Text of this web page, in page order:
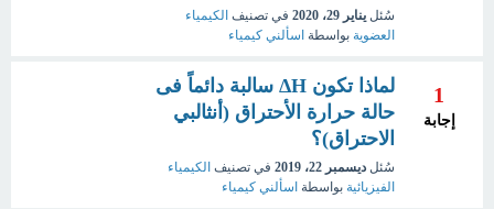
سُئل يناير 29، 2020 في تصنيف الكيمياء
العضوية بواسطة اسألني كيمياء
1
إجابة
لماذا تكون ΔH سالبة دائماً فى
حالة حرارة الأحتراق (أنثالبي
الاحتراق)؟
سُئل ديسمبر 22، 2019 في تصنيف الكيمياء
الفيزيائية بواسطة اسألني كيمياء